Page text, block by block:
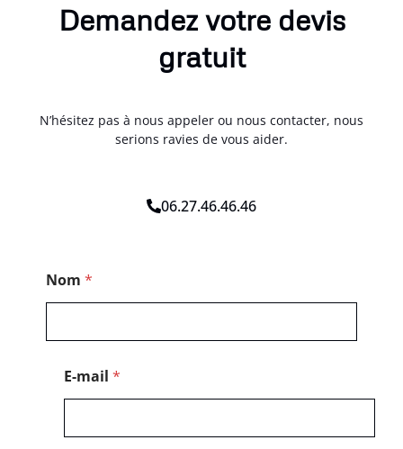
Demandez votre devis
gratuit
N’hésitez pas à nous appeler ou nous contacter, nous
serions ravies de vous aider.
06.27.46.46.46
e
s
Nom *
E-mail *